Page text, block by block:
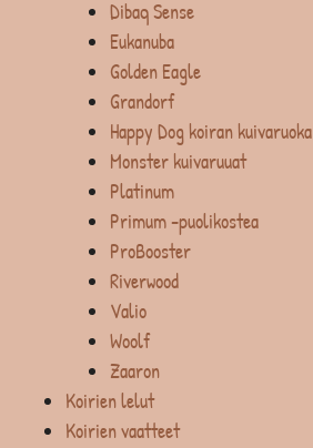
Dibaq Sense
Eukanuba
Golden Eagle
Grandorf
Happy Dog koiran kuivaruoka
Monster kuivaruuat
Platinum
Primum -puolikostea
ProBooster
Riverwood
Valio
Woolf
Zaaron
Koirien lelut
Koirien vaatteet